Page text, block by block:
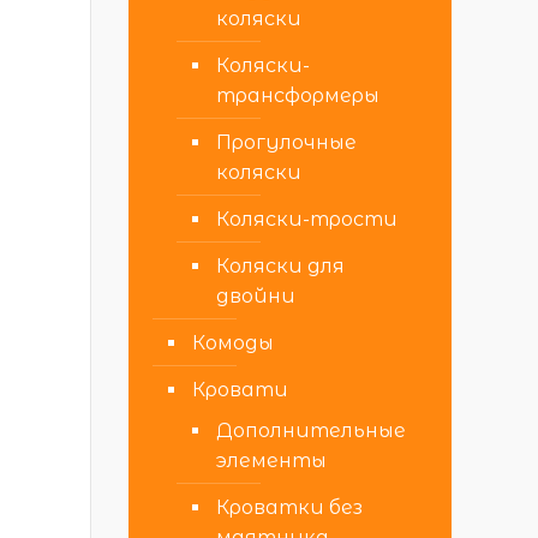
коляски
Коляски-
трансформеры
Прогулочные
коляски
Коляски-трости
Коляски для
двойни
Комоды
Кровати
Дополнительные
элементы
Кроватки без